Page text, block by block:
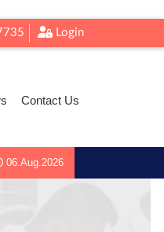
Login
Contact Us
আদেশ করা হচ্ছে ্ 1.ছবি 2. ভোটার আইডি
06.Aug.2026